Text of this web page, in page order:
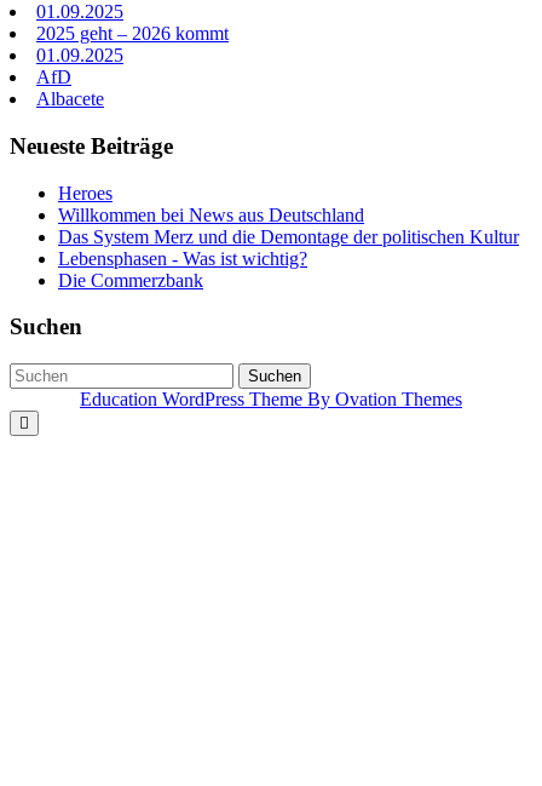
01.09.2025
2025 geht – 2026 kommt
01.09.2025
AfD
Albacete
Neueste Beiträge
Heroes
Willkommen bei News aus Deutschland
Das System Merz und die Demontage der politischen Kultur
Lebensphasen - Was ist wichtig?
Die Commerzbank
Suchen
Suchen
Education WordPress Theme By Ovation Themes